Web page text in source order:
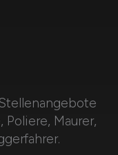
Poliere, Maurer,